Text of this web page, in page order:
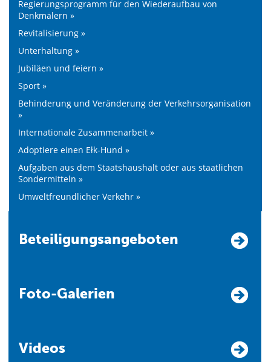
Regierungsprogramm für den Wiederaufbau von
Denkmälern »
Revitalisierung »
Unterhaltung »
Jubiläen und feiern »
Sport »
Behinderung und Veränderung der Verkehrsorganisation
»
Internationale Zusammenarbeit »
Adoptiere einen Ełk-Hund »
Aufgaben aus dem Staatshaushalt oder aus staatlichen
Sondermitteln »
Umweltfreundlicher Verkehr »
Beteiligungsangeboten
Foto-Galerien
Videos